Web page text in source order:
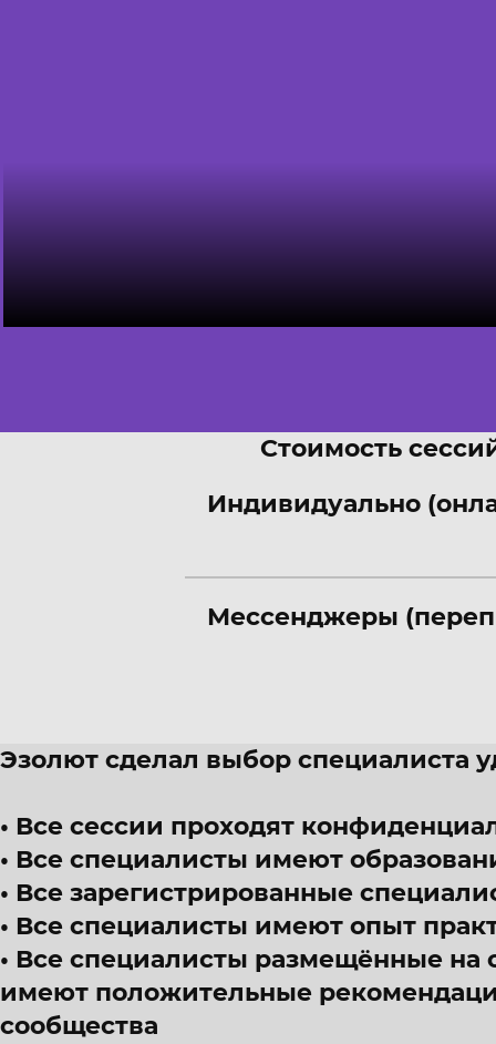
Стоимость
Индивидуально
Мессенджеры
Эзолют сделал выбор специалиста
Все сессии проходят
Все специалисты имеют
Все зарегистрированные
Все специалисты имеют опыт
Все специалисты размещённые на
имеют положительные
сообщества